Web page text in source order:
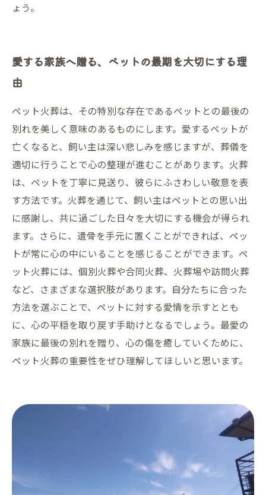
ょう。
愛する家族へ贈る、ペットの最期を大切にする理
由
ペット火葬は、その特別な存在であるペットとの最後の
別れを美しく意味のあるものにします。愛するペットが
亡くなると、飼い主は深い悲しみを感じますが、葬儀を
適切に行うことで心の整理が進むことがあります。火葬
は、ペットを丁寧に見送り、彼らにふさわしい敬意を表
す方法です。火葬を通じて、飼い主はペットとの思い出
に感謝し、共に過ごした日々を大切にする機会が得られ
ます。さらに、遺骨を手元に置くことができれば、ペッ
トが常に心の中にいることを感じることができます。ペ
ット火葬には、個別火葬や合同火葬、火葬場や訪問火葬
など、さまざまな選択肢があります。自分たちに合った
方法を選ぶことで、ペットに対する愛情を示すととも
に、心の平穏を取り戻す手助けとなるでしょう。最愛の
家族に最後の別れを贈り、心の傷を癒していくために、
ペット火葬の重要性をぜひ理解してほしいと思います。